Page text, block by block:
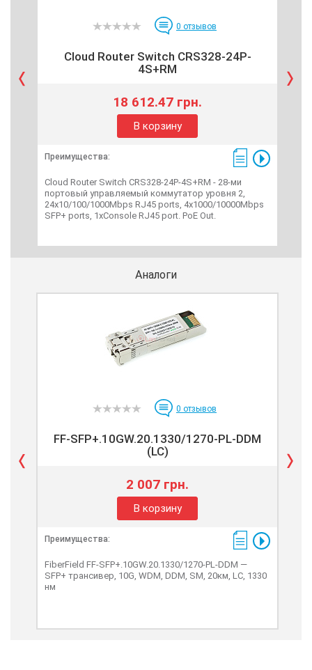
0 отзывов
Cloud Router Switch CRS328-24P-
4S+RM
18 612.47 грн.
В корзину
Преимущества:
Cloud Router Switch CRS328-24P-4S+RM - 28-ми
портовый управляемый коммутатор уровня 2,
24x10/100/1000Mbps RJ45 ports, 4x1000/10000Mbps
SFP+ ports, 1xConsole RJ45 port. PoE Out.
Аналоги
0 отзывов
FF-SFP+.10GW.20.1330/1270-PL-DDM
(LC)
2 007 грн.
В корзину
Преимущества:
FiberField FF-SFP+.10GW.20.1330/1270-PL-DDM —
SFP+ трансивер, 10G, WDM, DDM, SM, 20км, LC, 1330
нм